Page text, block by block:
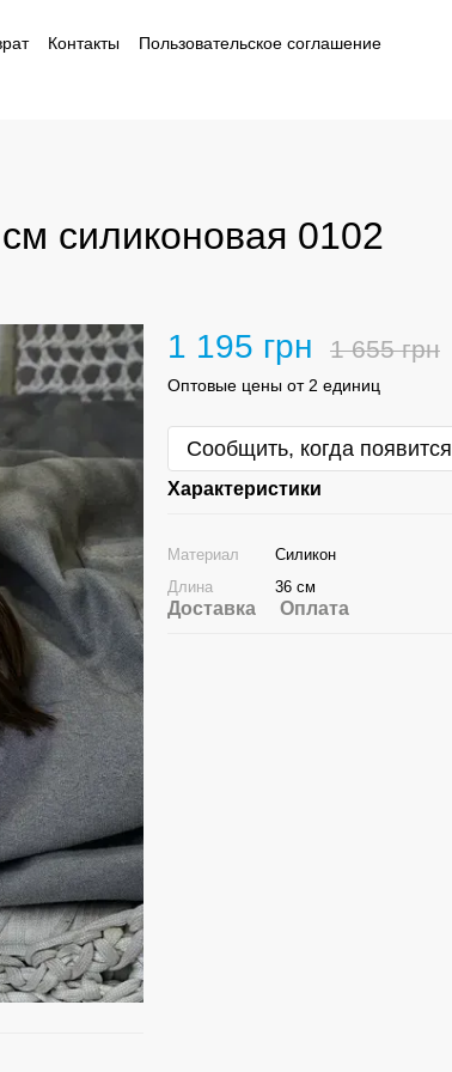
Контакты
Пользовательское соглашение
силиконовая 0102
1 195 грн 1 655 грн
Оптовые цены от 2 единиц
Сообщить, когда появится
Характеристики
Материал
Силикон
Длина
36 см
Доставка Оплата